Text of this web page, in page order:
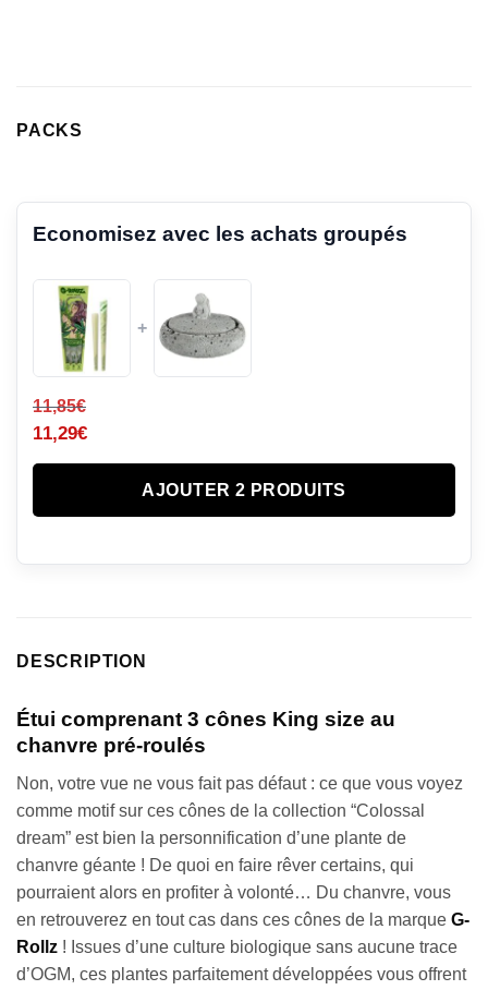
PACKS
Economisez avec les achats groupés
+
11,85€
11,29€
AJOUTER 2 PRODUITS
DESCRIPTION
Étui comprenant 3 cônes King size au
chanvre pré-roulés
Non, votre vue ne vous fait pas défaut : ce que vous voyez
comme motif sur ces cônes de la collection “Colossal
dream” est bien la personnification d’une plante de
chanvre géante ! De quoi en faire rêver certains, qui
pourraient alors en profiter à volonté… Du chanvre, vous
en retrouverez en tout cas dans ces cônes de la marque G-
Rollz ! Issues d’une culture biologique sans aucune trace
d’OGM, ces plantes parfaitement développées vous offrent